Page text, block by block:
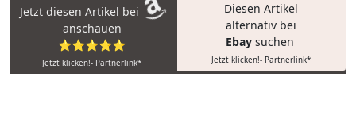
Jetzt diesen Artikel bei
anschauen
⭐⭐⭐⭐⭐
Jetzt klicken!- Partnerlink*
Diesen Artikel
alternativ bei
Ebay suchen
Jetzt klicken!- Partnerlink*